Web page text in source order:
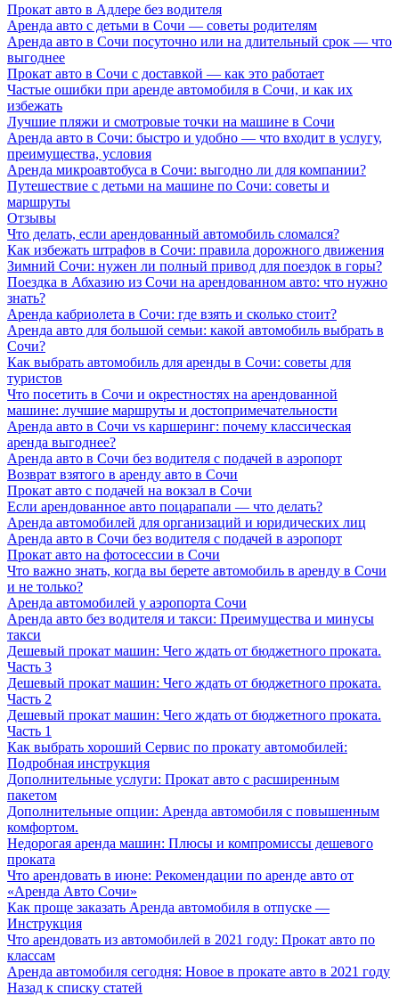
Прокат авто в Адлере без водителя
Аренда авто с детьми в Сочи — советы родителям
Аренда авто в Сочи посуточно или на длительный срок — что
выгоднее
Прокат авто в Сочи с доставкой — как это работает
Частые ошибки при аренде автомобиля в Сочи, и как их
избежать
Лучшие пляжи и смотровые точки на машине в Сочи
Аренда авто в Сочи: быстро и удобно — что входит в услугу,
преимущества, условия
Аренда микроавтобуса в Сочи: выгодно ли для компании?
Путешествие с детьми на машине по Сочи: советы и
маршруты
Отзывы
Что делать, если арендованный автомобиль сломался?
Как избежать штрафов в Сочи: правила дорожного движения
Зимний Сочи: нужен ли полный привод для поездок в горы?
Поездка в Абхазию из Сочи на арендованном авто: что нужно
знать?
Аренда кабриолета в Сочи: где взять и сколько стоит?
Аренда авто для большой семьи: какой автомобиль выбрать в
Сочи?
Как выбрать автомобиль для аренды в Сочи: советы для
туристов
Что посетить в Сочи и окрестностях на арендованной
машине: лучшие маршруты и достопримечательности
Аренда авто в Сочи vs каршеринг: почему классическая
аренда выгоднее?
Аренда авто в Сочи без водителя с подачей в аэропорт
Возврат взятого в аренду авто в Сочи
Прокат авто с подачей на вокзал в Сочи
Если арендованное авто поцарапали — что делать?
Аренда автомобилей для организаций и юридических лиц
Аренда авто в Сочи без водителя с подачей в аэропорт
Прокат авто на фотосессии в Сочи
Что важно знать, когда вы берете автомобиль в аренду в Сочи
и не только?
Аренда автомобилей у аэропорта Сочи
Аренда авто без водителя и такси: Преимущества и минусы
такси
Дешевый прокат машин: Чего ждать от бюджетного проката.
Часть 3
Дешевый прокат машин: Чего ждать от бюджетного проката.
Часть 2
Дешевый прокат машин: Чего ждать от бюджетного проката.
Часть 1
Как выбрать хороший Сервис по прокату автомобилей:
Подробная инструкция
Дополнительные услуги: Прокат авто с расширенным
пакетом
Дополнительные опции: Аренда автомобиля с повышенным
комфортом.
Недорогая аренда машин: Плюсы и компромиссы дешевого
проката
Что арендовать в июне: Рекомендации по аренде авто от
«Аренда Авто Сочи»
Как проще заказать Аренда автомобиля в отпуске —
Инструкция
Что арендовать из автомобилей в 2021 году: Прокат авто по
классам
Аренда автомобиля сегодня: Новое в прокате авто в 2021 году
Назад к списку статей